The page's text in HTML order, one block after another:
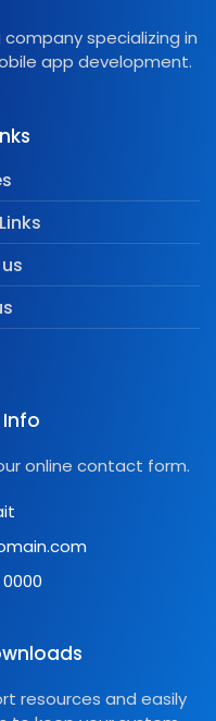
specializing in
app development.
online contact form.
0000
resources and easily